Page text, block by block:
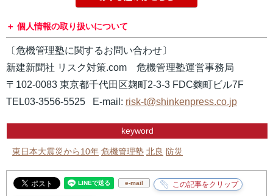
個人情報の取り扱いについて
〔危機管理塾に関するお問い合わせ〕
新建新聞社 リスク対策.com 危機管理塾運営事務局
〒102-0083 東京都千代田区麹町2-3-3 FDC麴町ビル7F
TEL03-3556-5525 E-mail: risk-t@shinkenpress.co.jp
keyword
東日本大震災から10年 危機管理塾 北良 防災
e-mail